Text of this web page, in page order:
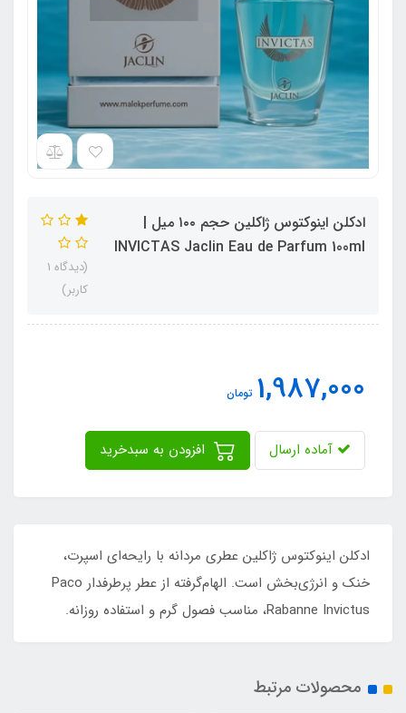
ادکلن اینوکتوس ژاکلین حجم ۱۰۰ میل |
INVICTAS Jaclin Eau de Parfum 100ml
(دیدگاه 1
کاربر)
1,987,000 تومان
آماده ارسال
ادکلن اینوکتوس ژاکلین عطری مردانه با رایحه‌ای اسپرت،
خنک و انرژی‌بخش است. الهام‌گرفته از عطر پرطرفدار Paco
Rabanne Invictus، مناسب فصول گرم و استفاده روزانه.
محصولات مرتبط